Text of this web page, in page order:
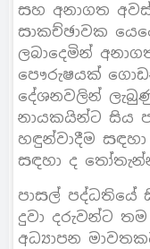
සහ අනාගත
සාකච්ඡාවක
ලබාදෙමින්
පෞරුෂයක්
දේශනවලින්
නායකයින්ට සිය
හඳුන්වාදීම
සඳහා ද
පාසල් පද්ධතියේ
දුවා දරුවන්ට
අධ්‍යාපන